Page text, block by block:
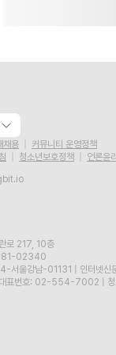
채용
커뮤니티 운영정책
청소년보호정책
언론윤
로 217, 10층
81-02340
서울강남-01131
인터넷
대표번호: 02-554-7002